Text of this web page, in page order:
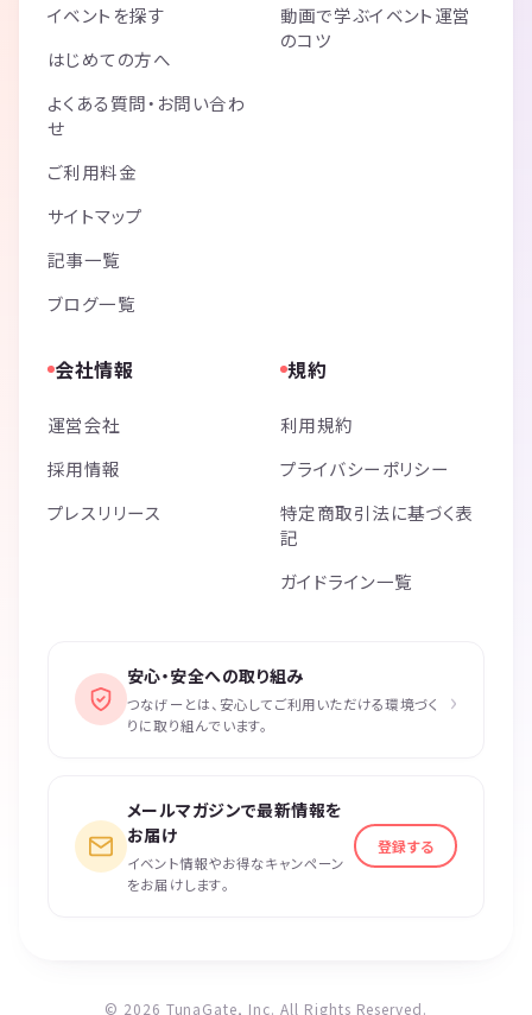
イベントを探す
はじめての方へ
よくある質問・お問い合わ
せ
ご利用料金
サイトマップ
記事一覧
ブログ一覧
動画で学ぶイベント運営
のコツ
会社情報
運営会社
採用情報
プレスリリース
規約
利用規約
プライバシーポリシー
特定商取引法に基づく表
記
ガイドライン一覧
安心・安全への取り組み
つなげーとは、安心してご利用いただける環境づく
りに取り組んでいます。
›
メールマガジンで最新情報を
お届け
イベント情報やお得なキャンペーン
をお届けします。
登録する
© 2026 TunaGate, Inc. All Rights Reserved.